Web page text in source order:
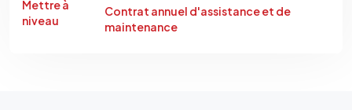
Mettre à
niveau
Contrat annuel d'assistance et de
maintenance